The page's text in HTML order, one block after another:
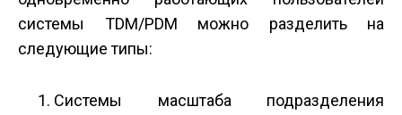
системы TDM/PDM можно разделить на
следующие типы:
Системы масштаба подразделения